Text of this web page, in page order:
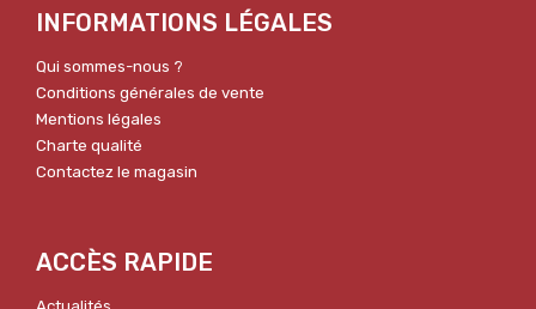
INFORMATIONS LÉGALES
Qui sommes-nous ?
Conditions générales de vente
Mentions légales
Charte qualité
Contactez le magasin
ACCÈS RAPIDE